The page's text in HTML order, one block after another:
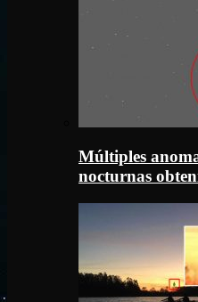
Múltiples
nocturnas